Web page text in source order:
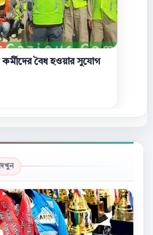
বৈধ হওয়ার সুযোগ